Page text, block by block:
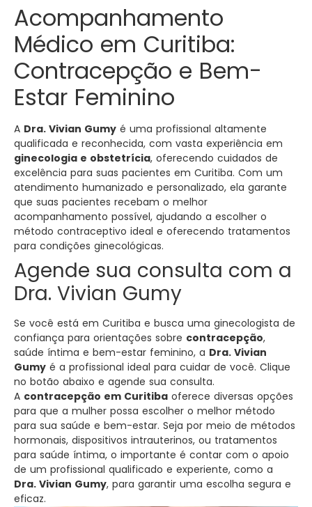
Acompanhamento
Médico em Curitiba:
Contracepção e Bem-
Estar Feminino
A Dra. Vivian Gumy é uma profissional altamente
qualificada e reconhecida, com vasta experiência em
ginecologia e obstetrícia, oferecendo cuidados de
excelência para suas pacientes em Curitiba. Com um
atendimento humanizado e personalizado, ela garante
que suas pacientes recebam o melhor
acompanhamento possível, ajudando a escolher o
método contraceptivo ideal e oferecendo tratamentos
para condições ginecológicas.
Agende sua consulta com a
Dra. Vivian Gumy
Se você está em Curitiba e busca uma ginecologista de
confiança para orientações sobre contracepção,
saúde íntima e bem-estar feminino, a Dra. Vivian
Gumy é a profissional ideal para cuidar de você. Clique
no botão abaixo e agende sua consulta.
A contracepção em Curitiba oferece diversas opções
para que a mulher possa escolher o melhor método
para sua saúde e bem-estar. Seja por meio de métodos
hormonais, dispositivos intrauterinos, ou tratamentos
para saúde íntima, o importante é contar com o apoio
de um profissional qualificado e experiente, como a
Dra. Vivian Gumy, para garantir uma escolha segura e
eficaz.